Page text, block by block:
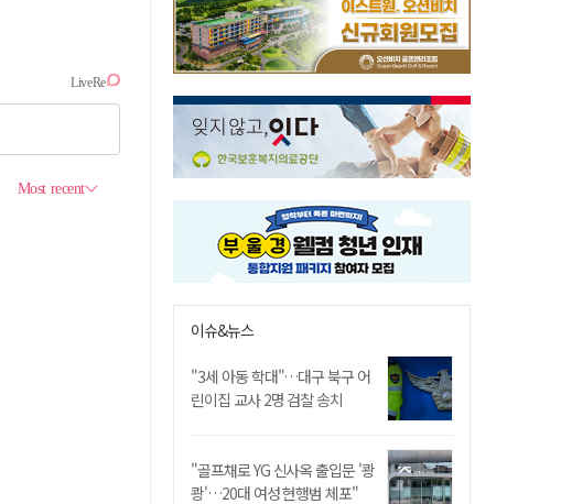
이슈&뉴스
"3세 아동 학대"…대구 북구 어
린이집 교사 2명 검찰 송치
"골프채로 YG 신사옥 출입문 '쾅
쾅'…20대 여성 현행범 체포"